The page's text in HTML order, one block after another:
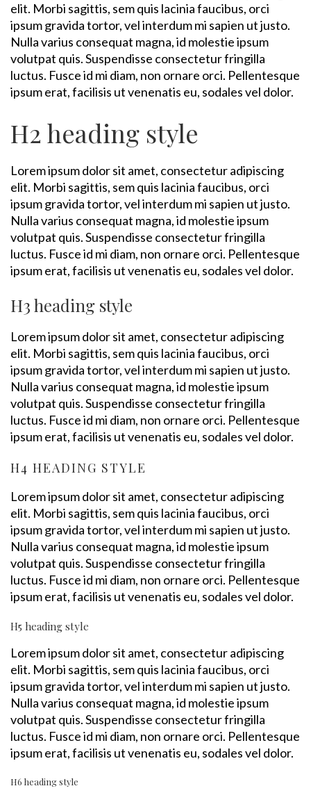
elit. Morbi sagittis, sem quis lacinia faucibus, orci
ipsum gravida tortor, vel interdum mi sapien ut justo.
Nulla varius consequat magna, id molestie ipsum
volutpat quis. Suspendisse consectetur fringilla
luctus. Fusce id mi diam, non ornare orci. Pellentesque
ipsum erat, facilisis ut venenatis eu, sodales vel dolor.
H2 heading style
Lorem ipsum dolor sit amet, consectetur adipiscing
elit. Morbi sagittis, sem quis lacinia faucibus, orci
ipsum gravida tortor, vel interdum mi sapien ut justo.
Nulla varius consequat magna, id molestie ipsum
volutpat quis. Suspendisse consectetur fringilla
luctus. Fusce id mi diam, non ornare orci. Pellentesque
ipsum erat, facilisis ut venenatis eu, sodales vel dolor.
H3 heading style
Lorem ipsum dolor sit amet, consectetur adipiscing
elit. Morbi sagittis, sem quis lacinia faucibus, orci
ipsum gravida tortor, vel interdum mi sapien ut justo.
Nulla varius consequat magna, id molestie ipsum
volutpat quis. Suspendisse consectetur fringilla
luctus. Fusce id mi diam, non ornare orci. Pellentesque
ipsum erat, facilisis ut venenatis eu, sodales vel dolor.
H4 HEADING STYLE
Lorem ipsum dolor sit amet, consectetur adipiscing
elit. Morbi sagittis, sem quis lacinia faucibus, orci
ipsum gravida tortor, vel interdum mi sapien ut justo.
Nulla varius consequat magna, id molestie ipsum
volutpat quis. Suspendisse consectetur fringilla
luctus. Fusce id mi diam, non ornare orci. Pellentesque
ipsum erat, facilisis ut venenatis eu, sodales vel dolor.
H5 heading style
Lorem ipsum dolor sit amet, consectetur adipiscing
elit. Morbi sagittis, sem quis lacinia faucibus, orci
ipsum gravida tortor, vel interdum mi sapien ut justo.
Nulla varius consequat magna, id molestie ipsum
volutpat quis. Suspendisse consectetur fringilla
luctus. Fusce id mi diam, non ornare orci. Pellentesque
ipsum erat, facilisis ut venenatis eu, sodales vel dolor.
H6 heading style